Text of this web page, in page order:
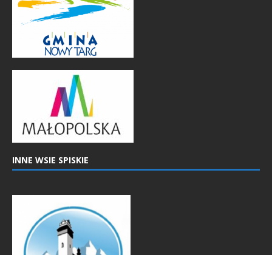
INNE WSIE SPISKIE